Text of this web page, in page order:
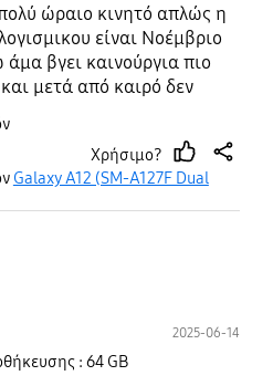
ώραιο κινητό απλώς η
είναι Νοέμβριο
βγει καινούργια πιο
μετά από καιρό δεν
Χρήσιμο?
thumbshare
Galaxy A12 (SM-A127F Dual
2025-06-14
: 64 GB